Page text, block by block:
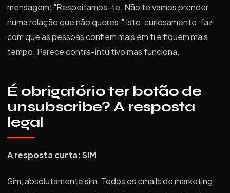
mensagem: "Respeitamos-te. Não te vamos prender
numa relação que não queres." Isto, curiosamente, faz
com que as pessoas confiem mais em ti e fiquem mais
tempo. Parece contra-intuitivo mas funciona.
É obrigatório ter botão de
unsubscribe? A resposta
legal
A resposta curta: SIM
Sim, absolutamente sim. Todos os emails de marketing